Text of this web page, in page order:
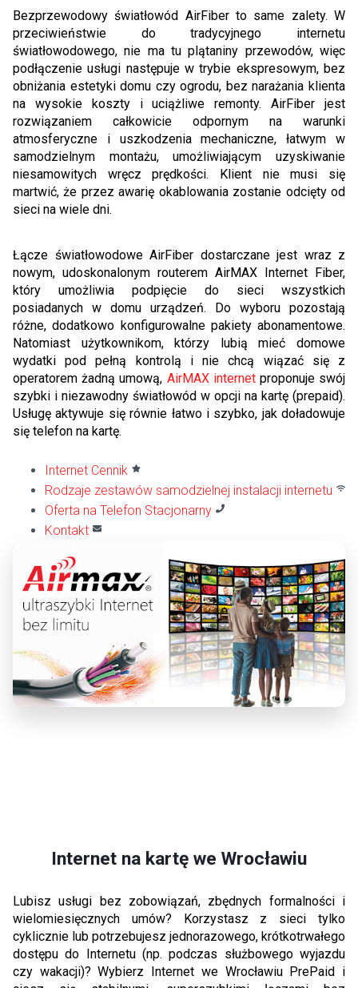
Bezprzewodowy światłowód AirFiber to same zalety. W
przeciwieństwie do tradycyjnego internetu
światłowodowego, nie ma tu plątaniny przewodów, więc
podłączenie usługi następuje w trybie ekspresowym, bez
obniżania estetyki domu czy ogrodu, bez narażania klienta
na wysokie koszty i uciążliwe remonty. AirFiber jest
rozwiązaniem całkowicie odpornym na warunki
atmosferyczne i uszkodzenia mechaniczne, łatwym w
samodzielnym montażu, umożliwiającym uzyskiwanie
niesamowitych wręcz prędkości. Klient nie musi się
martwić, że przez awarię okablowania zostanie odcięty od
sieci na wiele dni.
Łącze światłowodowe AirFiber dostarczane jest wraz z
nowym, udoskonalonym routerem AirMAX Internet Fiber,
który umożliwia podpięcie do sieci wszystkich
posiadanych w domu urządzeń. Do wyboru pozostają
różne, dodatkowo konfigurowalne pakiety abonamentowe.
Natomiast użytkownikom, którzy lubią mieć domowe
wydatki pod pełną kontrolą i nie chcą wiązać się z
operatorem żadną umową, AirMAX internetproponuje swój
szybki i niezawodny światłowód w opcji na kartę (prepaid).
Usługę aktywuje się równie łatwo i szybko, jak doładowuje
się telefon na kartę.
Internet Cennik
Rodzaje zestawów samodzielnej instalacji internetu
Oferta na Telefon Stacjonarny
Kontakt
Internet na kartę we Wrocławiu
Lubisz usługi bez zobowiązań, zbędnych formalności i
wielomiesięcznych umów? Korzystasz z sieci tylko
cyklicznie lub potrzebujesz jednorazowego, krótkotrwałego
dostępu do Internetu (np. podczas służbowego wyjazdu
czy wakacji)? Wybierz Internet we Wrocławiu PrePaid i